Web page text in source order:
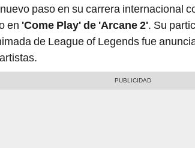
paso en su carrera internacional
en 'Come Play' de 'Arcane 2'. Su
de League of Legends fue